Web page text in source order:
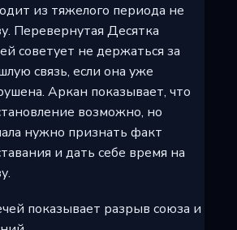
из тяжелого периода не
Перевернутая Десятка
советует не держаться за
связь, если она уже
Аркан показывает, что
возможно, но
нужно признать факт
и дать себе время на
показывает разрыв союза и